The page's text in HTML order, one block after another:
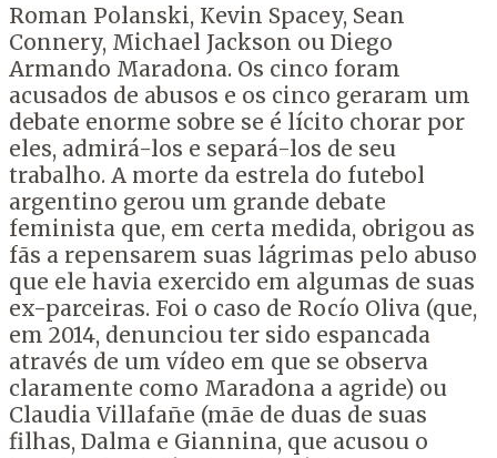
Roman Polanski, Kevin Spacey, Sean
Connery, Michael Jackson ou Diego
Armando Maradona. Os cinco foram
acusados ​​de abusos e os cinco geraram um
debate enorme sobre se é lícito chorar por
eles, admirá-los e separá-los de seu
trabalho. A morte da estrela do futebol
argentino gerou um grande debate
feminista que, em certa medida, obrigou as
fãs a repensarem suas lágrimas pelo abuso
que ele havia exercido em algumas de suas
ex-parceiras. Foi o caso de Rocío Oliva (que,
em 2014, denunciou ter sido espancada
através de um vídeo em que se observa
claramente como Maradona a agride) ou
Claudia Villafañe (mãe de duas de suas
filhas, Dalma e Giannina, que acusou o